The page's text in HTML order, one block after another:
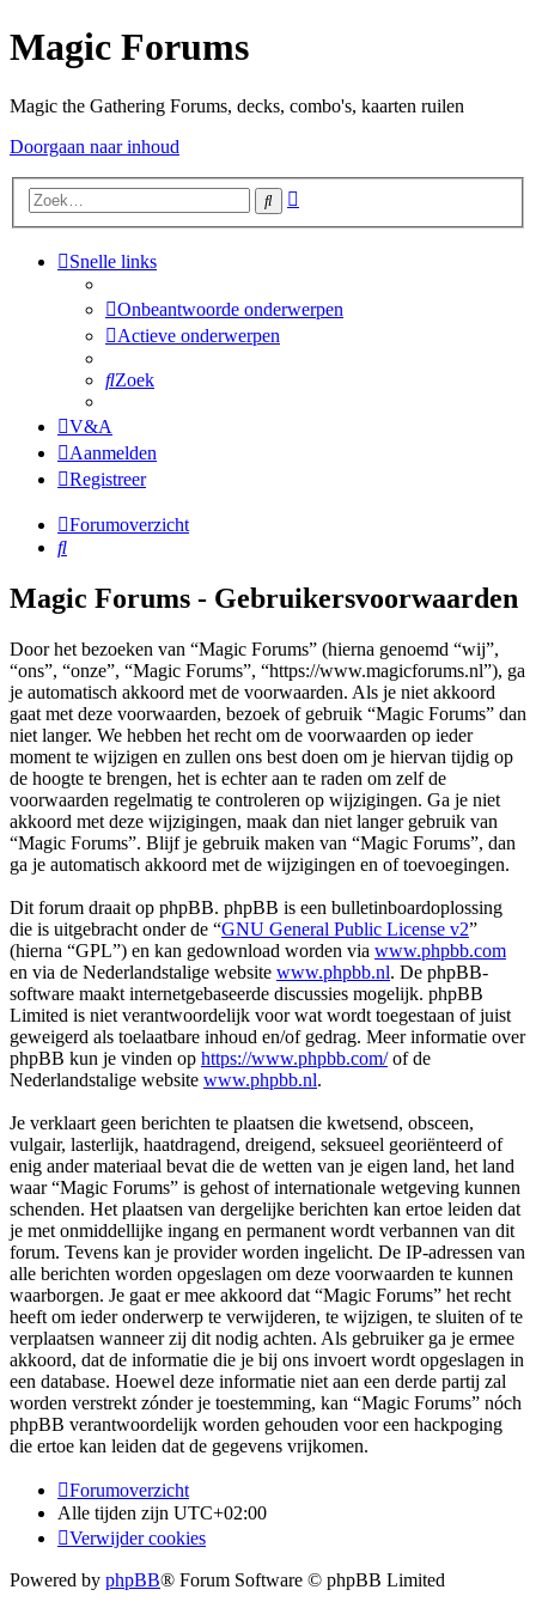
Magic Forums
Magic the Gathering Forums, decks, combo's, kaarten ruilen
Doorgaan naar inhoud
Zoek
Snelle links
Onbeantwoorde onderwerpen
Actieve onderwerpen
Zoek
V&A
Aanmelden
Registreer
Forumoverzicht
Zoek
Magic Forums - Gebruikersvoorwaarden
Door het bezoeken van “Magic Forums” (hierna genoemd “wij”,
“ons”, “onze”, “Magic Forums”, “https://www.magicforums.nl”), ga
je automatisch akkoord met de voorwaarden. Als je niet akkoord
gaat met deze voorwaarden, bezoek of gebruik “Magic Forums” dan
niet langer. We hebben het recht om de voorwaarden op ieder
moment te wijzigen en zullen ons best doen om je hiervan tijdig op
de hoogte te brengen, het is echter aan te raden om zelf de
voorwaarden regelmatig te controleren op wijzigingen. Ga je niet
akkoord met deze wijzigingen, maak dan niet langer gebruik van
“Magic Forums”. Blijf je gebruik maken van “Magic Forums”, dan
ga je automatisch akkoord met de wijzigingen en of toevoegingen.
Dit forum draait op phpBB. phpBB is een bulletinboardoplossing
die is uitgebracht onder de “GNU General Public License v2”
(hierna “GPL”) en kan gedownload worden via www.phpbb.com
en via de Nederlandstalige website www.phpbb.nl. De phpBB-
software maakt internetgebaseerde discussies mogelijk. phpBB
Limited is niet verantwoordelijk voor wat wordt toegestaan of juist
geweigerd als toelaatbare inhoud en/of gedrag. Meer informatie over
phpBB kun je vinden op https://www.phpbb.com/of de
Nederlandstalige website www.phpbb.nl.
Je verklaart geen berichten te plaatsen die kwetsend, obsceen,
vulgair, lasterlijk, haatdragend, dreigend, seksueel georiënteerd of
enig ander materiaal bevat die de wetten van je eigen land, het land
waar “Magic Forums” is gehost of internationale wetgeving kunnen
schenden. Het plaatsen van dergelijke berichten kan ertoe leiden dat
je met onmiddellijke ingang en permanent wordt verbannen van dit
forum. Tevens kan je provider worden ingelicht. De IP-adressen van
alle berichten worden opgeslagen om deze voorwaarden te kunnen
waarborgen. Je gaat er mee akkoord dat “Magic Forums” het recht
heeft om ieder onderwerp te verwijderen, te wijzigen, te sluiten of te
verplaatsen wanneer zij dit nodig achten. Als gebruiker ga je ermee
akkoord, dat de informatie die je bij ons invoert wordt opgeslagen in
een database. Hoewel deze informatie niet aan een derde partij zal
worden verstrekt zónder je toestemming, kan “Magic Forums” nóch
phpBB verantwoordelijk worden gehouden voor een hackpoging
die ertoe kan leiden dat de gegevens vrijkomen.
Forumoverzicht
Alle tijden zijn UTC+02:00
Verwijder cookies
Powered by phpBB® Forum Software © phpBB Limited